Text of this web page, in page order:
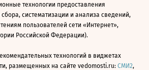
технологии предоставления
систематизации и анализа сведений,
пользователей сети «Интернет»,
Российской Федерации).
технологий в виджетах
размещенных на сайте vedomosti.ru: СМИ2,